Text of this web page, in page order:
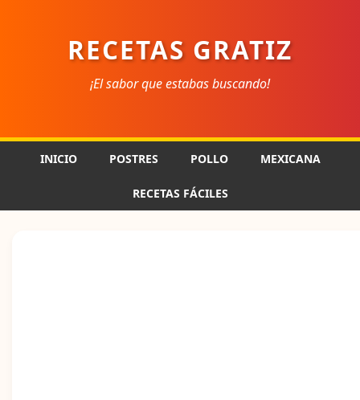
RECETAS GRATIZ
¡El sabor que estabas buscando!
INICIO POSTRES POLLO MEXICANA
RECETAS FÁCILES